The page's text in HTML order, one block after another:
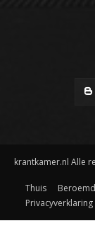
krantkamer.nl Alle
Thuis
Privacyverklaring